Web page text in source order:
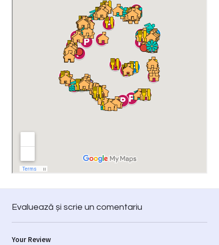
Evaluează și scrie un comentariu
Your Review